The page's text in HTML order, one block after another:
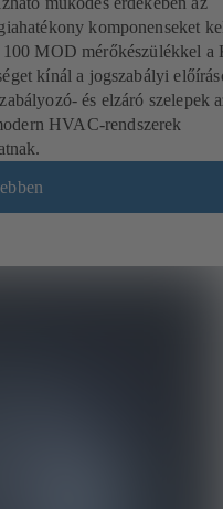
komponenseket
MOD mérőkészülékkel a
kínál a jogszabályi
és elzáró szelepek
HVAC-rendszerek